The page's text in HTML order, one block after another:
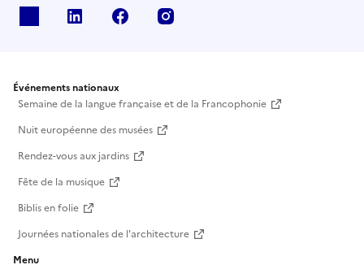
Linkedin Facebook
Événements nationaux
Semaine de la langue française et de la Francophonie
Nuit européenne des musées
Rendez-vous aux jardins
Fête de la musique
Biblis en folie
Journées nationales de l'architecture
Menu